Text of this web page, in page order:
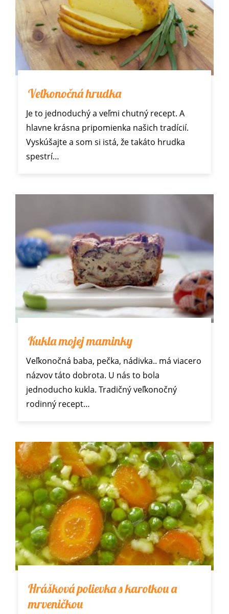
Veľkonočná hrudka
Je to jednoduchý a veľmi chutný recept. A
hlavne krásna pripomienka našich tradícií.
Vyskúšajte a som si istá, že takáto hrudka
spestrí…
Kukla mojej maminky
Veľkonočná baba, pečka, nádivka.. má viacero
názvov táto dobrota. U nás to bola
jednoducho kukla. Tradičný veľkonočný
rodinný recept…
Hrášková polievka s karotkou a
mrveničkou